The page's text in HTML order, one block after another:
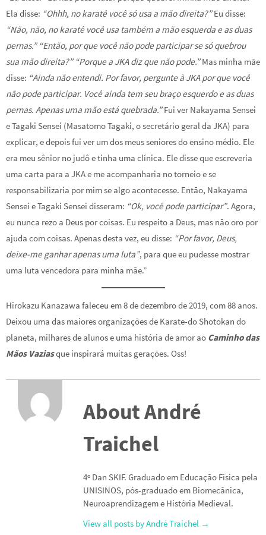
Ela disse: “Ohhh, no karatê você só usa a mão direita?”Eu disse:
“Não, não, no karatê você usa também a mão esquerda e as duas
pernas.” “Então, por que você não pode participar se só quebrou
sua mão direita?” “Porque a JKA diz que não pode.”Mas minha mãe
disse: “Ainda não entendi. Por favor, pergunte à JKA por que você
não pode participar. Você ainda tem seu braço esquerdo e as duas
pernas. Apenas uma mão está quebrada.”Fui ver Nakayama Sensei
e Tagaki Sensei (Masatomo Tagaki, o secretário geral da JKA) para
explicar, e depois fui ver um dos meus seniores do ensino médio. Ele
era meu sênior no judô e tinha uma clínica. Ele disse que escreveria
uma carta para a JKA e me acompanharia no torneio e se
responsabilizaria por mim se algo acontecesse. Então, Nakayama
Sensei e Tagaki Sensei disseram: “Ok, você pode participar”. Agora,
eu nunca rezo a Deus por coisas. Eu respeito a Deus, mas não oro por
ajuda com coisas. Apenas desta vez, eu disse: “Por favor, Deus,
deixe-me ganhar apenas uma luta”, para que eu pudesse mostrar
uma luta vencedora para minha mãe.”
Hirokazu Kanazawa faleceu em 8 de dezembro de 2019, com 88 anos.
Deixou uma das maiores organizações de Karate-do Shotokan do
planeta, milhares de alunos e uma história de amor ao Caminho das
Mãos Vaziasque inspirará muitas gerações. Oss!
About André
Traichel
4º Dan SKIF. Graduado em Educação Física pela
UNISINOS, pós-graduado em Biomecânica,
Neuroaprendizagem e História Medieval.
View all posts by André Traichel →